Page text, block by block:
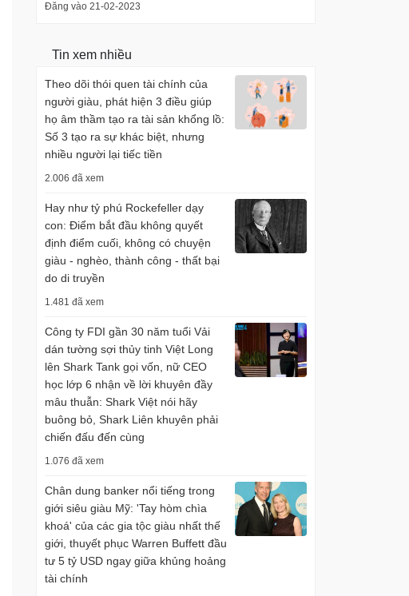
Đăng vào 21-02-2023
Tin xem nhiều
Theo dõi thói quen tài chính của
người giàu, phát hiện 3 điều giúp
họ âm thầm tạo ra tài sản khổng lồ:
Số 3 tạo ra sự khác biệt, nhưng
nhiều người lại tiếc tiền
2.006 đã xem
Hay như tỷ phú Rockefeller dạy
con: Điểm bắt đầu không quyết
định điểm cuối, không có chuyện
giàu - nghèo, thành công - thất bại
do di truyền
1.481 đã xem
Công ty FDI gần 30 năm tuổi Vải
dán tường sợi thủy tinh Việt Long
lên Shark Tank gọi vốn, nữ CEO
học lớp 6 nhận về lời khuyên đầy
mâu thuẫn: Shark Việt nói hãy
buông bỏ, Shark Liên khuyên phải
chiến đấu đến cùng
1.076 đã xem
Chân dung banker nổi tiếng trong
giới siêu giàu Mỹ: 'Tay hòm chìa
khoá' của các gia tộc giàu nhất thế
giới, thuyết phục Warren Buffett đầu
tư 5 tỷ USD ngay giữa khủng hoảng
tài chính